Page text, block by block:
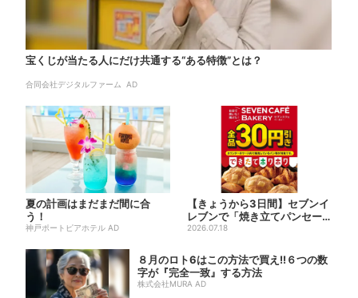
宝くじが当たる人にだけ共通する“ある特徴”とは？
合同会社デジタルファーム AD
夏の計画はまだまだ間に合
う！
神戸ポートピアホテル AD
【きょうから3日間】セブンイ
レブンで「焼き立てパンセー
ル」、人気シリーズがお得に...
2026.07.18
８月のロト6はこの方法で買え!!６つの数
字が『完全一致』する方法
株式会社MURA AD